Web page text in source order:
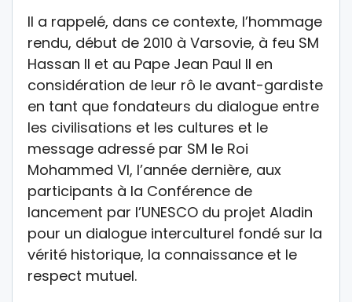
Il a rappelé, dans ce contexte, l’hommage
rendu, début de 2010 à Varsovie, à feu SM
Hassan II et au Pape Jean Paul II en
considération de leur rô le avant-gardiste
en tant que fondateurs du dialogue entre
les civilisations et les cultures et le
message adressé par SM le Roi
Mohammed VI, l’année dernière, aux
participants à la Conférence de
lancement par l’UNESCO du projet Aladin
pour un dialogue interculturel fondé sur la
vérité historique, la connaissance et le
respect mutuel.